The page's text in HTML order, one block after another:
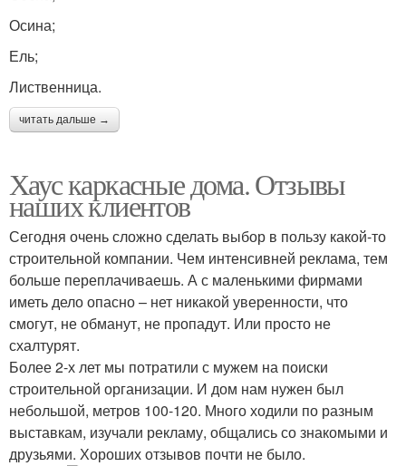
Осина;
Ель;
Лиственница.
читать дальше →
Хаус каркасные дома. Отзывы
наших клиентов
Сегодня очень сложно сделать выбор в пользу какой-то
строительной компании. Чем интенсивней реклама, тем
больше переплачиваешь. А с маленькими фирмами
иметь дело опасно – нет никакой уверенности, что
смогут, не обманут, не пропадут. Или просто не
схалтурят.
Более 2-х лет мы потратили с мужем на поиски
строительной организации. И дом нам нужен был
небольшой, метров 100-120. Много ходили по разным
выставкам, изучали рекламу, общались со знакомыми и
друзьями. Хороших отзывов почти не было.